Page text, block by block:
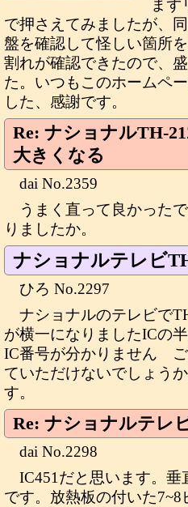
まず
で押さえてみましたが、
盤を確認して怪しい箇所
割れが確認できたので、
た。いつもこのホームペ
した、感謝です。
Re: ナショナルTH-
大きくなる
dai No.2359
うまく直って良かった
りましたか。
ナショナルテレビ
ひろ No.2297
ナショナルのテレビで
が横一になりましたICの
IC番号が分かりません ご
ていただけないでしょう
す。
Re: ナショナルテレ
dai No.2298
IC451だと思います。
です。放熱板の付いた